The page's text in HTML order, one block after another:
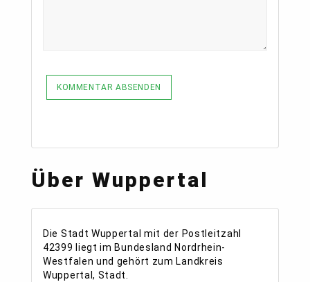
KOMMENTAR ABSENDEN
Über Wuppertal
Die Stadt Wuppertal mit der Postleitzahl
42399 liegt im Bundesland Nordrhein-
Westfalen und gehört zum Landkreis
Wuppertal, Stadt.